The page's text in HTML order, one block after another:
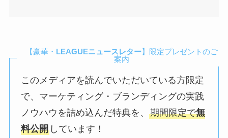
【豪華・ LEAGUEニュースレター】限定プレゼントのご
案内
このメディアを読んでいただいている方限定
で、マーケティング・ブランディングの実践
ノウハウを詰め込んだ特典を、期間限定で無
料公開 しています！